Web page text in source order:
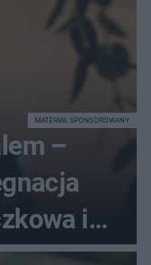
–
i
MATERIAŁ SPONSOROWANY